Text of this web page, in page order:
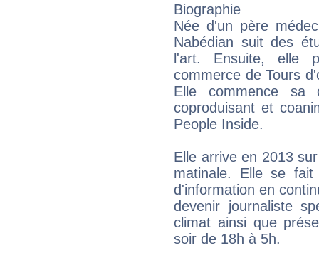
Biographie
Née d'un père
Nabédian suit des
l'art. Ensuite, elle
commerce de Tours
Elle commence
coproduisant et
People Inside.
Elle arrive en 2013
matinale. Elle se
d'information en
devenir journaliste
climat ainsi que
soir de 18h à 5h.